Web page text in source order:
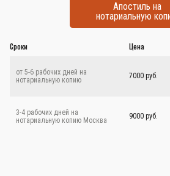
Апостиль на
нотариальную
Сроки Цена
от 5-6 рабочих дней на
нотариальную копию
7000 руб.
3-4 рабочих дней на
нотариальную копию Москва
9000 руб.